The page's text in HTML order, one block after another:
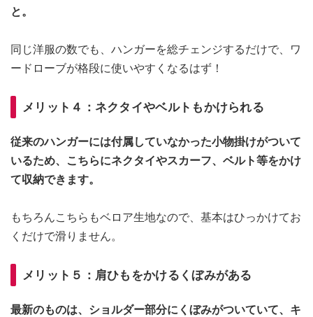
と。
同じ洋服の数でも、ハンガーを総チェンジするだけで、ワ
ードローブが格段に使いやすくなるはず！
メリット４：ネクタイやベルトもかけられる
従来のハンガーには付属していなかった小物掛けがついて
いるため、こちらにネクタイやスカーフ、ベルト等をかけ
て収納できます。
もちろんこちらもベロア生地なので、基本はひっかけてお
くだけで滑りません。
メリット５：肩ひもをかけるくぼみがある
最新のものは、ショルダー部分にくぼみがついていて、キ